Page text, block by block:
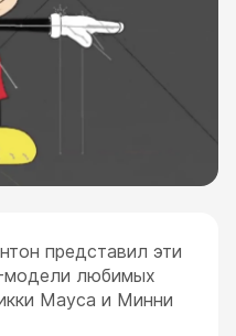
представил эти
модели любимых
Мауса и Минни